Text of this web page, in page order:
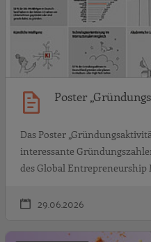
Poster
Das Poster
interessante
des Global
29.06.2026